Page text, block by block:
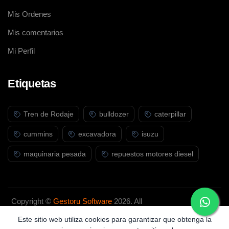
Mis Ordenes
Mis comentarios
Mi Perfil
Etiquetas
Tren de Rodaje bulldozer caterpillar
cummins excavadora isuzu
maquinaria pesada repuestos motores diesel
Copyright ©Gestoru Software 2026. All
Este sitio web utiliza cookies para garantizar que obtenga la